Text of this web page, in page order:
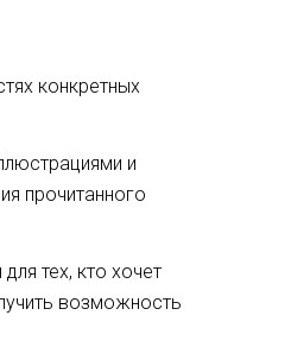
конкретных
и
прочитанного
тех, кто хочет
возможность